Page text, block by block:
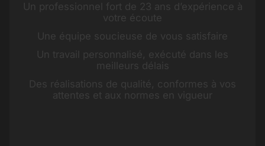
Un professionnel fort de 23 ans d’expérience à
votre écoute
Une équipe soucieuse de vous satisfaire
Un travail personnalisé, exécuté dans les
meilleurs délais
Des réalisations de qualité, conformes à vos
attentes et aux normes en vigueur